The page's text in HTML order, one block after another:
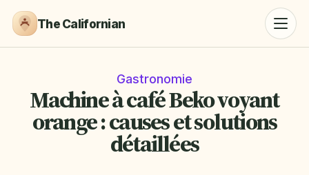
The Californian
Gastronomie
Machine à café Beko voyant
orange : causes et solutions
détaillées